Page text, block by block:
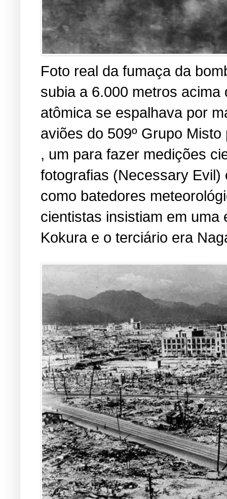
Foto real da fumaça da
subia a 6.000 metros
atômica se espalhava por
aviões do 509º Grupo
, um para fazer medições
fotografias (Necessary
como batedores
cientistas insistiam em
Kokura e o terciário era